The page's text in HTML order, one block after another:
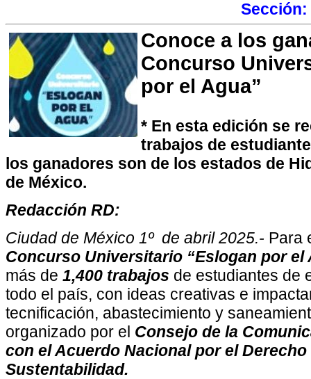
Sección:
Conoce a los
Concurso
por el Agua”
* En esta edición se
trabajos de
los ganadores son de los estados de
de México.
Redacción RD:
Ciudad de México 1º de abril 2025.- Para
Concurso Universitario “Eslogan por el
más de 1,400 trabajos de estudiantes de
todo el país, con ideas creativas e
tecnificación, abastecimiento y
organizado por el Consejo de la
con el Acuerdo Nacional por el
Sustentabilidad.